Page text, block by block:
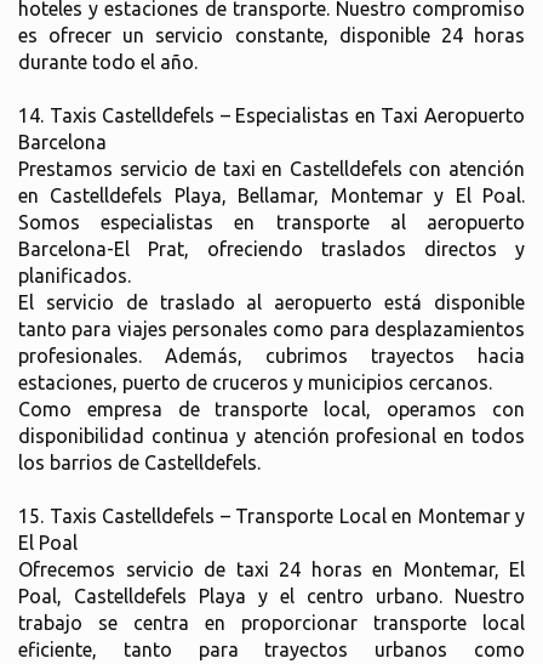
hoteles y estaciones de transporte. Nuestro compromiso
es ofrecer un servicio constante, disponible 24 horas
durante todo el año.
14. Taxis Castelldefels – Especialistas en Taxi Aeropuerto
Barcelona
Prestamos servicio de taxi en Castelldefels con atención
en Castelldefels Playa, Bellamar, Montemar y El Poal.
Somos especialistas en transporte al aeropuerto
Barcelona-El Prat, ofreciendo traslados directos y
planificados.
El servicio de traslado al aeropuerto está disponible
tanto para viajes personales como para desplazamientos
profesionales. Además, cubrimos trayectos hacia
estaciones, puerto de cruceros y municipios cercanos.
Como empresa de transporte local, operamos con
disponibilidad continua y atención profesional en todos
los barrios de Castelldefels.
15. Taxis Castelldefels – Transporte Local en Montemar y
El Poal
Ofrecemos servicio de taxi 24 horas en Montemar, El
Poal, Castelldefels Playa y el centro urbano. Nuestro
trabajo se centra en proporcionar transporte local
eficiente, tanto para trayectos urbanos como